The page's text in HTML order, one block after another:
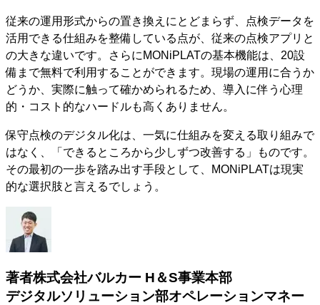
従来の運用形式からの置き換えにとどまらず、点検データを
活用できる仕組みを整備している点が、従来の点検アプリと
の大きな違いです。さらにMONiPLATの基本機能は、20設
備まで無料で利用することができます。現場の運用に合うか
どうか、実際に触って確かめられるため、導入に伴う心理
的・コスト的なハードルも高くありません。
保守点検のデジタル化は、一気に仕組みを変える取り組みで
はなく、「できるところから少しずつ改善する」ものです。
その最初の一歩を踏み出す手段として、MONiPLATは現実
的な選択肢と言えるでしょう。
著者株式会社バルカー H＆S事業本部
デジタルソリューション部オペレーションマネー